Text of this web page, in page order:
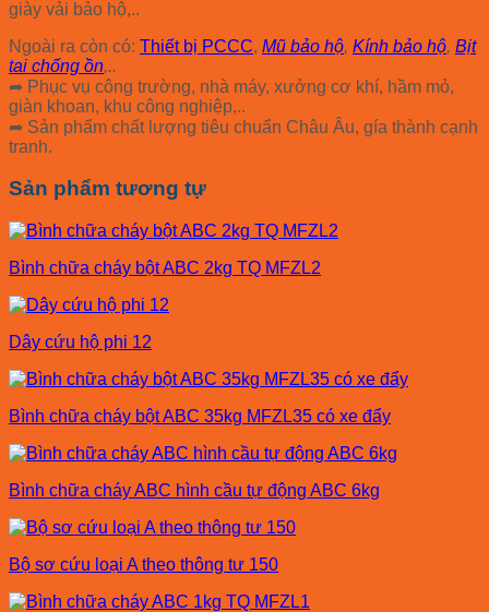
giày vải bảo hộ,..
Ngoài ra còn có: Thiết bị PCCC, Mũ bảo hộ, Kính bảo hộ, Bịt
tai chống ồn,..
➦ Phục vụ công trường, nhà máy, xưởng cơ khí, hầm mỏ,
giàn khoan, khu công nghiệp,..
➦ Sản phẩm chất lượng tiêu chuẩn Châu Âu, gía thành cạnh
tranh.
Sản phẩm tương tự
Bình chữa cháy bột ABC 2kg TQ MFZL2
Dây cứu hộ phi 12
Bình chữa cháy bột ABC 35kg MFZL35 có xe đẩy
Bình chữa cháy ABC hình cầu tự động ABC 6kg
Bộ sơ cứu loại A theo thông tư 150